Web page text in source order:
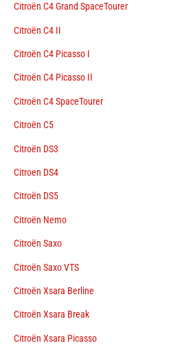
Citroën C4 Grand SpaceTourer
Citroën C4 II
Citroën C4 Picasso I
Citroën C4 Picasso II
Citroën C4 SpaceTourer
Citroën C5
Citroën DS3
Citroen DS4
Citroën DS5
Citroën Nemo
Citroën Saxo
Citroën Saxo VTS
Citroën Xsara Berline
Citroën Xsara Break
Citroën Xsara Picasso